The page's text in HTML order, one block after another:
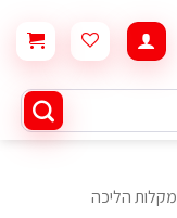
מקלות הליכה